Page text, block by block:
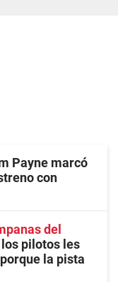
Payne marcó
con
del
pilotos les
la pista